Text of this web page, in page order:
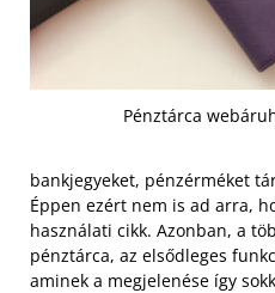
Pénztárca
bankjegyeket, pénzérméket
Éppen ezért nem is ad arra,
használati cikk. Azonban, a
pénztárca, az elsődleges
aminek a megjelenése így